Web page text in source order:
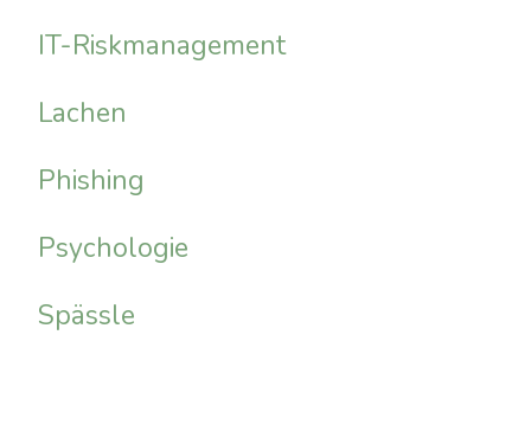
IT-Riskmanagement
Lachen
Phishing
Psychologie
Spässle